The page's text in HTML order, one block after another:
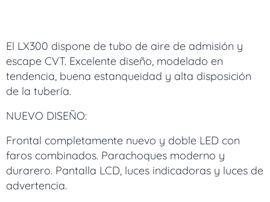
El LX300 dispone de tubo de aire de admisión y
escape CVT. Excelente diseño, modelado en
tendencia, buena estanqueidad y alta disposición
de la tubería.
NUEVO DISEÑO:
Frontal completamente nuevo y doble LED con
faros combinados. Parachoques moderno y
durarero. Pantalla LCD, luces indicadoras y luces de
advertencia.